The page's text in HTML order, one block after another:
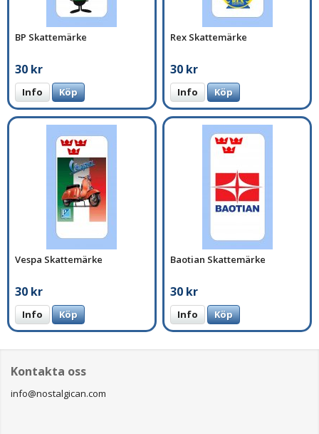
BP Skattemärke
30 kr
Info Köp
Rex Skattemärke
30 kr
Info Köp
Vespa Skattemärke
30 kr
Info Köp
Baotian Skattemärke
30 kr
Info Köp
Kontakta oss
info@nostalgican.com